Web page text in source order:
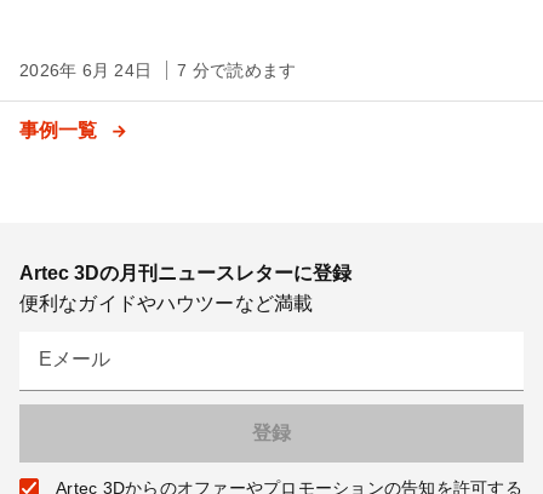
2026年 6月 24日 7 分で読めます
事例一覧
Artec 3Dの月刊ニュースレターに登録
便利なガイドやハウツーなど満載
Eメール
Artec 3Dからのオファーやプロモーションの告知を許可する